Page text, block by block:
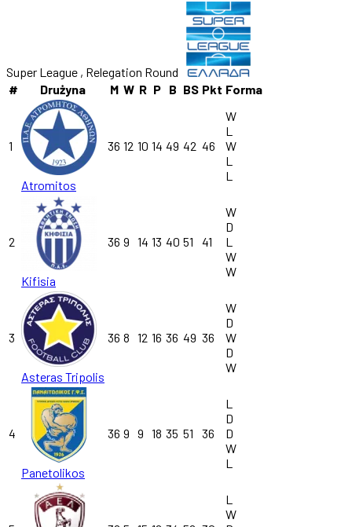
Super League , Relegation Round
#
Drużyna M W R P B BS Pkt Forma
1
Atromitos
36 12 10 14 49 42 46
W
L
W
L
L
2
Kifisia
36 9 14 13 40 51 41
W
D
L
W
W
3
Asteras Tripolis
36 8 12 16 36 49 36
W
D
W
D
W
4
Panetolikos
36 9 9 18 35 51 36
L
D
D
W
L
L
W